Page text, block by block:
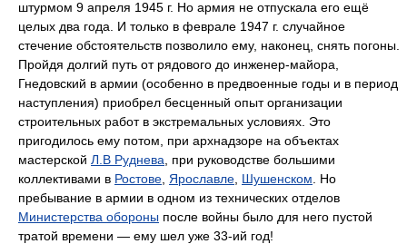
штурмом 9 апреля 1945 г. Но армия не отпускала его ещё
целых два года. И только в феврале 1947 г. случайное
стечение обстоятельств позволило ему, наконец, снять погоны.
Пройдя долгий путь от рядового до инженер-майора,
Гнедовский в армии (особенно в предвоенные годы и в период
наступления) приобрел бесценный опыт организации
строительных работ в экстремальных условиях. Это
пригодилось ему потом, при архнадзоре на объектах
мастерской Л.В Руднева , при руководстве большими
коллективами в Ростове Ярославле Шушенском . Но
пребывание в армии в одном из технических отделов
Министерства обороны после войны было для него пустой
тратой времени — ему шел уже 33-ий год!